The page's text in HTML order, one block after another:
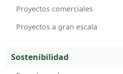
Proyectos comerciales
Proyectos a gran escala
Sostenibilidad